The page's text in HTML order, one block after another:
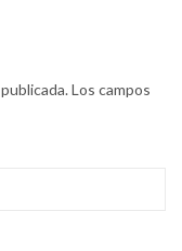
Los campos